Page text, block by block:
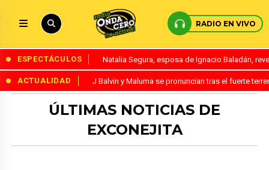
RADIO EN VIVO
ESPECTÁCULOS Natalia Segura, esposa de Ignacio Baladán,
ACTUALIDAD J Balvin y Maluma se pronuncian tras el fuerte
ÚLTIMAS NOTICIAS DE
EXCONEJITA